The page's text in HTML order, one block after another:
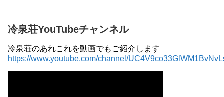
冷泉荘YouTubeチャンネル
冷泉荘のあれこれを動画でもご紹介します
https://www.youtube.com/channel/